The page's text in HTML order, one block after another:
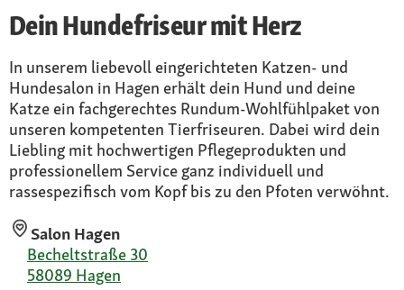
Dein Hundefriseur mit Herz
In unserem liebevoll eingerichteten Katzen- und
Hundesalon in Hagen erhält dein Hund und deine
Katze ein fachgerechtes Rundum-Wohlfühlpaket von
unseren kompetenten Tierfriseuren. Dabei wird dein
Liebling mit hochwertigen Pflegeprodukten und
professionellem Service ganz individuell und
rassespezifisch vom Kopf bis zu den Pfoten verwöhnt.
Salon Hagen
Becheltstraße 30
58089 Hagen